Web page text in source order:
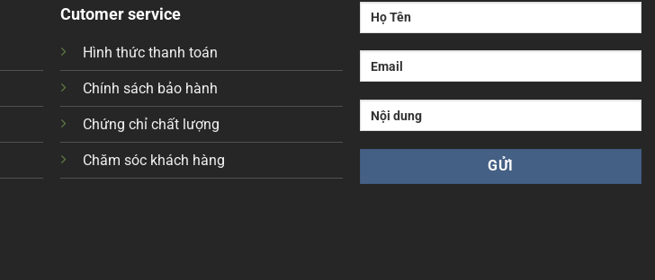
Cutomer service
Hình thức thanh toán
Chính sách bảo hành
Chứng chỉ chất lượng
Chăm sóc khách hàng